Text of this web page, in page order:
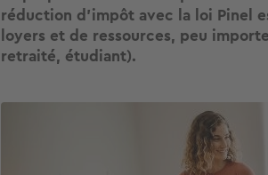
réduction d’impôt avec la loi Pinel
loyers et de ressources, peu
retraité, étudiant).
Image